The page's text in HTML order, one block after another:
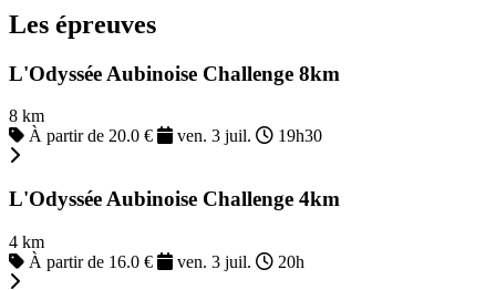
Les épreuves
L'Odyssée Aubinoise Challenge 8km
8 km
À partir de 20.0 €
ven. 3 juil. 19h30
L'Odyssée Aubinoise Challenge 4km
4 km
À partir de 16.0 €
ven. 3 juil. 20h